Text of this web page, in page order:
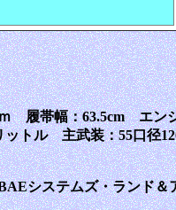
履帯幅：63.5cm エン
ル 主武装：55口径
システムズ・ランド